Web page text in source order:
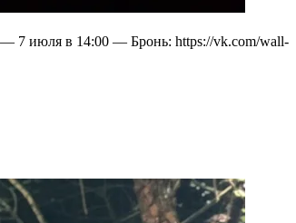
в 14:00 — Бронь: https://vk.com/wall-